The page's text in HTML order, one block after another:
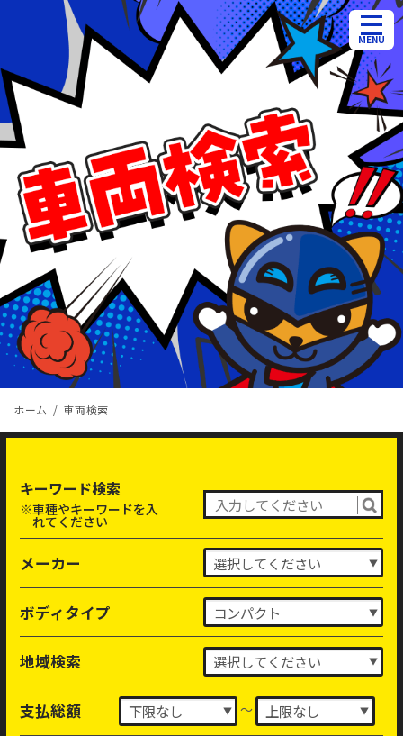
ホーム 車両検索
キーワード検索
※車種やキーワードを入
れてください
メーカー
ボディタイプ
地域検索
支払総額 ～